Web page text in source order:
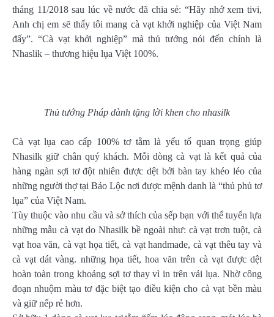
tháng 11/2018 sau lúc về nước đã chia sẻ: “Hãy nhớ xem tivi,
Anh chị em sẽ thấy tôi mang cà vạt khởi nghiệp của Việt Nam
đấy”. “Cà vạt khởi nghiệp” mà thủ tướng nói đến chính là
Nhaslik – thương hiệu lụa Việt 100%.
Thủ tướng Pháp dành tặng lời khen cho nhasilk
Cà vạt lụa cao cấp 100% tơ tằm là yếu tố quan trọng giúp
Nhasilk giữ chân quý khách. Mỗi dòng cà vạt là kết quả của
hàng ngàn sợi tơ đột nhiên được dệt bởi bàn tay khéo léo của
những người thợ tại Bảo Lộc nơi được mệnh danh là “thủ phủ tơ
lụa” của Việt Nam.
Tùy thuộc vào nhu cầu và sở thích của sếp bạn với thể tuyển lựa
những mẫu cà vạt do Nhasilk bề ngoài như: cà vạt trơn tuột, cà
vạt hoa văn, cà vạt họa tiết, cà vạt handmade, cà vạt thêu tay và
cà vạt dát vàng. những họa tiết, hoa văn trên cà vạt được dệt
hoàn toàn trong khoảng sợi tơ thay vì in trên vải lụa. Nhờ công
đoạn nhuộm màu tơ đặc biệt tạo điều kiện cho cà vạt bền màu
và giữ nếp rẻ hơn.